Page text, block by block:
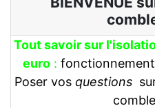
Tout savoir sur
euro :
Poser vos questions